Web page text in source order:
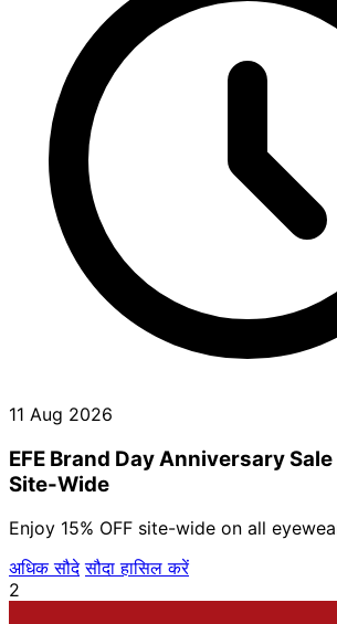
11 Aug 2026
EFE Brand Day Anniversary Sale
Site-Wide
Enjoy 15% OFF site-wide on all
अधिक सौदे सौदा हासिल करें
2